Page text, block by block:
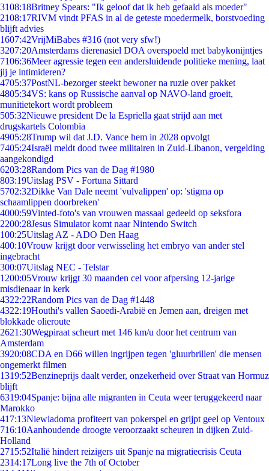
3108:18Britney Spears: "Ik geloof dat ik heb gefaald als moeder"
2108:17RIVM vindt PFAS in al de geteste moedermelk, borstvoeding
blijft advies
1607:42VrijMiBabes #316 (not very sfw!)
3207:20Amsterdams dierenasiel DOA overspoeld met babykonijntjes
7106:36Meer agressie tegen een andersluidende politieke mening, laat
jij je intimideren?
4705:37PostNL-bezorger steekt bewoner na ruzie over pakket
4805:34VS: kans op Russische aanval op NAVO-land groeit,
munitietekort wordt probleem
505:32Nieuwe president De la Espriella gaat strijd aan met
drugskartels Colombia
4905:28Trump wil dat J.D. Vance hem in 2028 opvolgt
7405:24Israël meldt dood twee militairen in Zuid-Libanon, vergelding
aangekondigd
6203:28Random Pics van de Dag #1980
803:19Uitslag PSV - Fortuna Sittard
5702:32Dikke Van Dale neemt 'vulvalippen' op: 'stigma op
schaamlippen doorbreken'
4000:59Vinted-foto's van vrouwen massaal gedeeld op seksfora
2200:28Jesus Simulator komt naar Nintendo Switch
100:25Uitslag AZ - ADO Den Haag
400:10Vrouw krijgt door verwisseling het embryo van ander stel
ingebracht
300:07Uitslag NEC - Telstar
1200:05Vrouw krijgt 30 maanden cel voor afpersing 12-jarige
misdienaar in kerk
4322:22Random Pics van de Dag #1448
4322:19Houthi's vallen Saoedi-Arabië en Jemen aan, dreigen met
blokkade olieroute
2621:30Wegpiraat scheurt met 146 km/u door het centrum van
Amsterdam
3920:08CDA en D66 willen ingrijpen tegen 'gluurbrillen' die mensen
ongemerkt filmen
1319:52Benzineprijs daalt verder, onzekerheid over Straat van Hormuz
blijft
6319:04Spanje: bijna alle migranten in Ceuta weer teruggekeerd naar
Marokko
417:13Niewiadoma profiteert van pokerspel en grijpt geel op Ventoux
716:10Aanhoudende droogte veroorzaakt scheuren in dijken Zuid-
Holland
2715:52Italië hindert reizigers uit Spanje na migratiecrisis Ceuta
2314:17Long live the 7th of October